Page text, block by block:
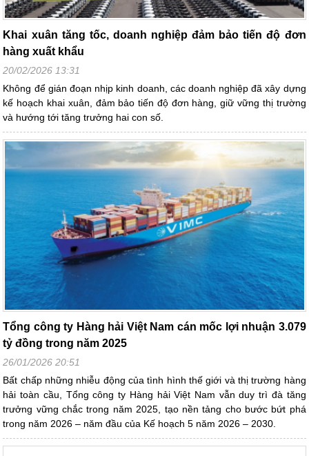
Khai xuân tăng tốc, doanh nghiệp đảm bảo tiến độ đơn
hàng xuất khẩu
20/02/2026 13:31
Không để gián đoạn nhịp kinh doanh, các doanh nghiệp đã xây dựng
kế hoạch khai xuân, đảm bảo tiến độ đơn hàng, giữ vững thị trường
và hướng tới tăng trưởng hai con số.
Tổng công ty Hàng hải Việt Nam cán mốc lợi nhuận 3.079
tỷ đồng trong năm 2025
26/01/2026 20:51
Bất chấp những nhiễu động của tình hình thế giới và thị trường hàng
hải toàn cầu, Tổng công ty Hàng hải Việt Nam vẫn duy trì đà tăng
trưởng vững chắc trong năm 2025, tạo nền tảng cho bước bứt phá
trong năm 2026 – năm đầu của Kế hoạch 5 năm 2026 – 2030.